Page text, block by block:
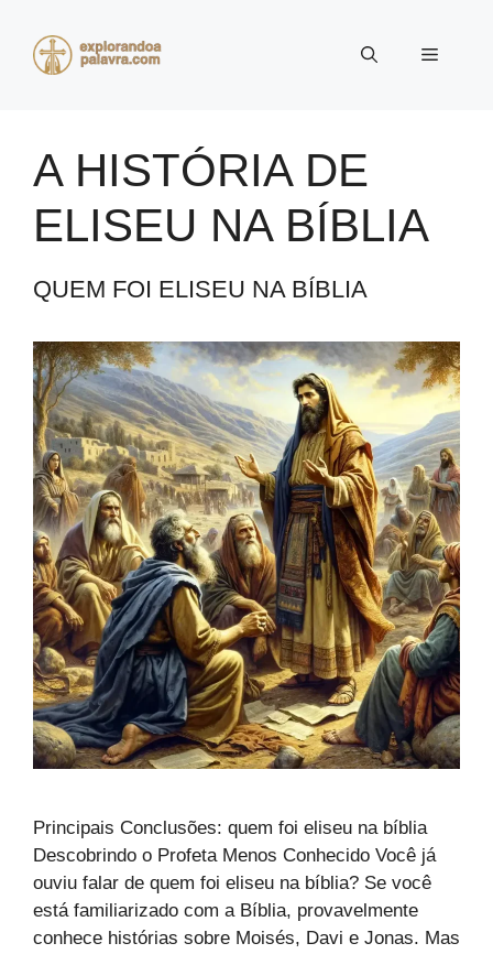
Menu
A HISTÓRIA DE
ELISEU NA BÍBLIA
QUEM FOI ELISEU NA BÍBLIA
Principais Conclusões: quem foi eliseu na bíblia
Descobrindo o Profeta Menos Conhecido Você já
ouviu falar de quem foi eliseu na bíblia? Se você
está familiarizado com a Bíblia, provavelmente
conhece histórias sobre Moisés, Davi e Jonas. Mas